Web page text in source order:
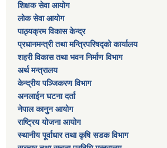
शिक्षक सेवा आयोग
लोक सेवा आयोग
पाठ्यक्रम विकास केन्द्र
प्रधानमन्त्री तथा मन्त्रिपरिषद्को कार्यालय
शहरी विकास तथा भवन निर्माण विभाग
अर्थ मन्त्रालय
केन्द्रीय पञ्जिकरण विभाग
अनलाईन घटना दर्ता
नेपाल कानुन आयोग
राष्ट्रिय योजना आयोग
स्थानीय पूर्वाधार तथा कृषि सडक विभाग